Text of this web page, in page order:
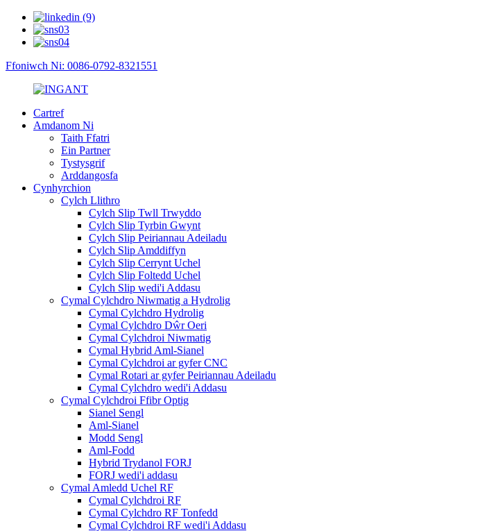
Ffoniwch Ni: 0086-0792-8321551
Cartref
Amdanom Ni
Taith Ffatri
Ein Partner
Tystysgrif
Arddangosfa
Cynhyrchion
Cylch Llithro
Cylch Slip Twll Trwyddo
Cylch Slip Tyrbin Gwynt
Cylch Slip Peiriannau Adeiladu
Cylch Slip Amddiffyn
Cylch Slip Cerrynt Uchel
Cylch Slip Foltedd Uchel
Cylch Slip wedi'i Addasu
Cymal Cylchdro Niwmatig a Hydrolig
Cymal Cylchdro Hydrolig
Cymal Cylchdro Dŵr Oeri
Cymal Cylchdroi Niwmatig
Cymal Hybrid Aml-Sianel
Cymal Cylchdroi ar gyfer CNC
Cymal Rotari ar gyfer Peiriannau Adeiladu
Cymal Cylchdro wedi'i Addasu
Cymal Cylchdroi Ffibr Optig
Sianel Sengl
Aml-Sianel
Modd Sengl
Aml-Fodd
Hybrid Trydanol FORJ
FORJ wedi'i addasu
Cymal Amledd Uchel RF
Cymal Cylchdroi RF
Cymal Cylchdro RF Tonfedd
Cymal Cylchdroi RF wedi'i Addasu